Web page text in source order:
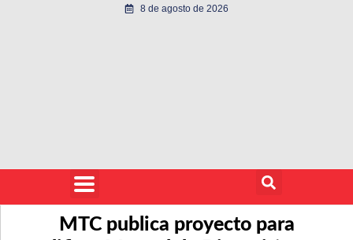
8 de agosto de 2026
MTC publica proyecto para